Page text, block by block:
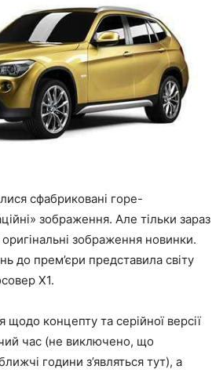
сфабриковані горе-
зображення. Але тільки зараз
зображення новинки.
до прем’єри представила світу
X1.
щодо концепту та серійної версії
час (не виключено, що
години з’являться тут), а